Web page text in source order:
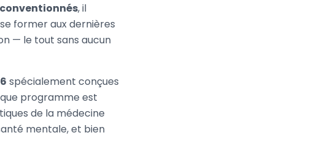
, il
former aux dernières
— le tout sans aucun
spécialement conçues
programme est
de la médecine
mentale, et bien